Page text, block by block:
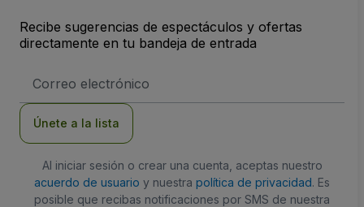
Recibe sugerencias de espectáculos y ofertas
directamente en tu bandeja de entrada
de
Únete a la lista
Al iniciar sesión o crear una cuenta, aceptas nuestro
acuerdo de usuario y nuestra política de privacidad. Es
posible que recibas notificaciones por SMS de nuestra